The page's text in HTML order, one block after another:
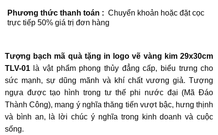
Phương thức thanh toán : Chuyển khoản hoặc đặt cọc
trực tiếp 50% giá trị đơn hàng
Tượng bạch mã quà tặng in logo vẽ vàng kim 29x30cm
TLV-01là vật phẩm phong thủy đẳng cấp, biểu trưng cho
sức mạnh, sự dũng mãnh và khí chất vương giả. Tượng
ngựa được tạo hình trong tư thế phi nước đại (Mã Đáo
Thành Công), mang ý nghĩa thăng tiến vượt bậc, hưng thịnh
và bình an, là lời chúc ý nghĩa trong kinh doanh và cuộc
sống.